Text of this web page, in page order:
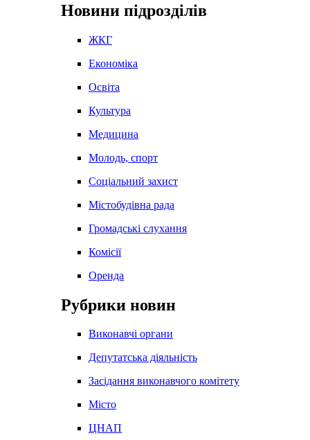
Новини підрозділів
ЖКГ
Економіка
Освіта
Культура
Медицина
Молодь, спорт
Соціальний захист
Містобудівна рада
Громадські слухання
Комісії
Оренда
Рубрики новин
Виконавчі органи
Депутатська діяльність
Засідання виконавчого комітету
Місто
ЦНАП